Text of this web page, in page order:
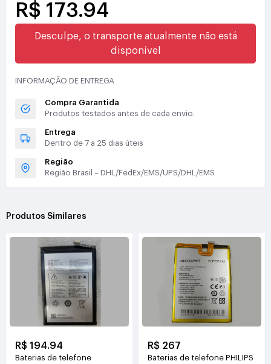
R$ 173.94
Desculpe, o transporte atualmente não está
disponível
INFORMAÇÃO DE ENTREGA
Compra Garantida
Produtos testados antes de cada envio.
Entrega
Dentro de 7 a 25 dias úteis
Região
Região Brasil – DHL/FedEx/EMS/UPS/DHL/EMS
Produtos Similares
R$ 194.94
Baterias de telefone
R$ 267
Baterias de telefone PHILIPS